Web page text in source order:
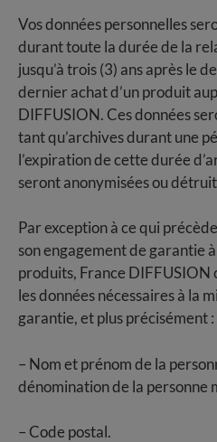
Vos données personnelles
durant toute la durée de la
jusqu’à trois (3) ans après le
dernier achat d’un produit
DIFFUSION. Ces données
tant qu’archives durant une
l’expiration de cette durée
seront anonymisées ou
Par exception à ce qui
son engagement de garantie
produits, France
les données nécessaires à la
garantie, et plus précisément :
– Nom et prénom de la
dénomination de la personne
– Code postal.